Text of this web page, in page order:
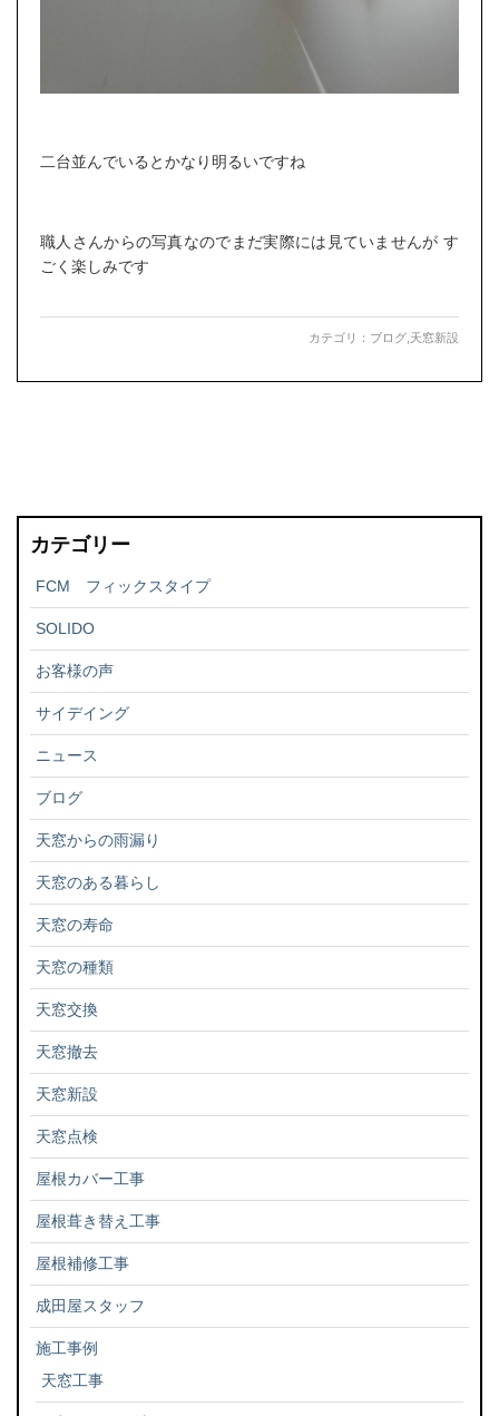
二台並んでいるとかなり明るいですね
職人さんからの写真なのでまだ実際には見ていませんが す
ごく楽しみです
カテゴリ： ブログ 天窓新設
カテゴリー
FCM フィックスタイプ
SOLIDO
お客様の声
サイデイング
ニュース
ブログ
天窓からの雨漏り
天窓のある暮らし
天窓の寿命
天窓の種類
天窓交換
天窓撤去
天窓新設
天窓点検
屋根カバー工事
屋根葺き替え工事
屋根補修工事
成田屋スタッフ
施工事例
天窓工事